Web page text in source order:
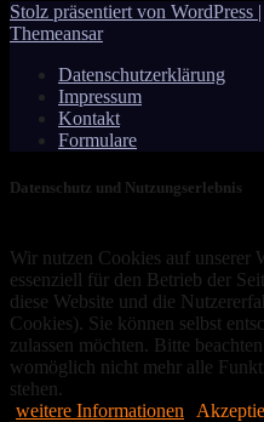
Stolz präsentiert von WordPress |
Themeansar
Datenschutzerklärung
Impressum
Kontakt
Formulare
Datenschutz und Nutzungserlebnis
Wir nutzen Cookies auf unserer
essenziell für den Betrieb der
diese Website und die
Cookies). Sie können selbst
zulassen möchten. Bitte
womöglich nicht mehr alle
stehen.
weitere Informationen